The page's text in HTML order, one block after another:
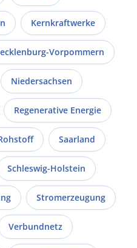
Kernkraftwerke
Vorpommern
Niedersachsen
Regenerative Energie
Saarland
Schleswig-Holstein
Stromerzeugung
Verbundnetz